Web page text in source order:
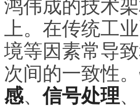
鸿伟成的技术
上。在传统工
境等因素常导
次间的一致性
感、信号处理、